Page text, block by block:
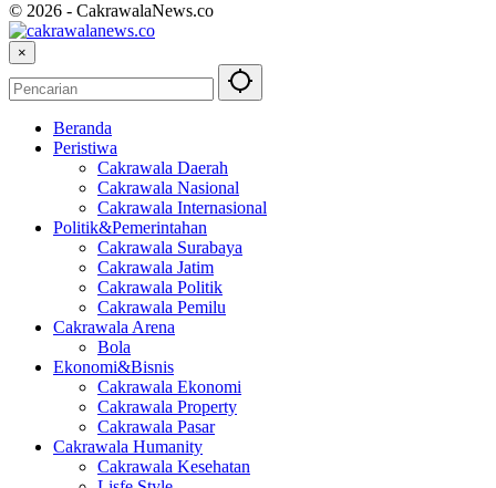
© 2026 - CakrawalaNews.co
×
Beranda
Peristiwa
Cakrawala Daerah
Cakrawala Nasional
Cakrawala Internasional
Politik&Pemerintahan
Cakrawala Surabaya
Cakrawala Jatim
Cakrawala Politik
Cakrawala Pemilu
Cakrawala Arena
Bola
Ekonomi&Bisnis
Cakrawala Ekonomi
Cakrawala Property
Cakrawala Pasar
Cakrawala Humanity
Cakrawala Kesehatan